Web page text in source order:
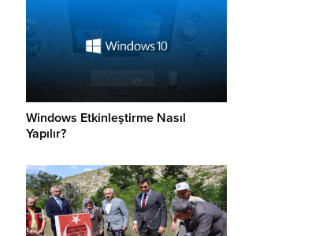
Windows Etkinleştirme Nasıl
Yapılır?